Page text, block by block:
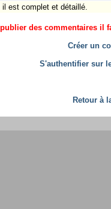
est complet et détaillé.
des commentaires il
Créer un
S'authentifier sur
Retour à